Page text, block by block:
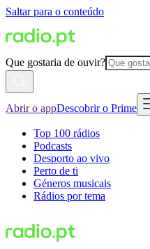
Saltar para o conteúdo
Que gostaria de ouvir?
Abrir o appDescobrir o Prime
Top 100 rádios
Podcasts
Desporto ao vivo
Perto de ti
Géneros musicais
Rádios por tema